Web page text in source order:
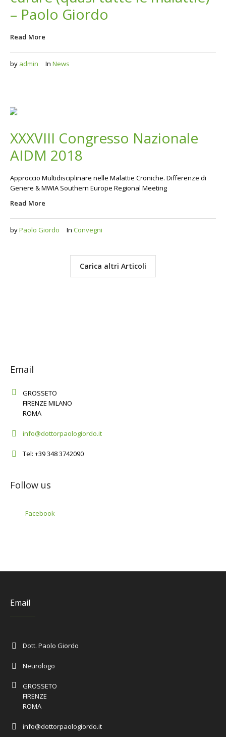
– Paolo Giordo
Read More
by admin In News
XXXVIII Congresso Nazionale
AIDM 2018
Approccio Multidisciplinare nelle Malattie Croniche. Differenze di
Genere & MWIA Southern Europe Regional Meeting
Read More
byPaolo Giordo In Convegni
Carica altri Articoli
Email
GROSSETO
FIRENZE MILANO
ROMA
info@dottorpaologiordo.it
Tel: +39 348 3742090
Follow us
Facebook
Email
Dott. Paolo Giordo
Neurologo
GROSSETO
FIRENZE
ROMA
info@dottorpaologiordo.it